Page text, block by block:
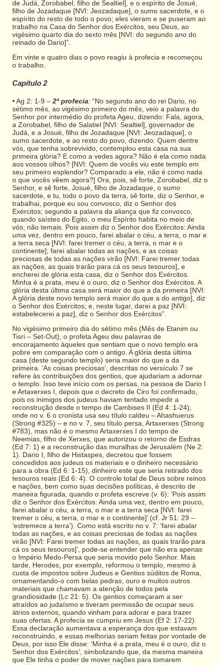
de Judá, Zorobabel, filho de Sealtiel], e o espírito de Josué,
filho de Jozadaque [NVI: Jeozadaque], o sumo sacerdote, e o
espírito do resto de todo o povo; eles vieram e se puseram ao
trabalho na Casa do Senhor dos Exércitos, seu Deus, ao
vigésimo quarto dia do sexto mês [NVI: do segundo ano do
reinado de Dario]”.
Em vinte e quatro dias o povo reagiu à profecia e recomeçou
o trabalho.
Capítulo 2
• Ag 2: 1-9 –2ª profecia: “No segundo ano do rei Dario, no
sétimo mês, ao vigésimo primeiro do mês, veio a palavra do
Senhor por intermédio do profeta Ageu, dizendo: Fala, agora,
a Zorobabel, filho de Salatiel [NVI: Sealtiel], governador de
Judá, e a Josué, filho de Jozadaque [NVI: Jeozadaque], o
sumo sacerdote, e ao resto do povo, dizendo: Quem dentre
vós, que tenha sobrevivido, contemplou esta casa na sua
primeira glória? E como a vedes agora? Não é ela como nada
aos vossos olhos? [NVI: Quem de vocês viu este templo em
seu primeiro esplendor? Comparado a ele, não é como nada
o que vocês vêem agora?] Ora, pois, sê forte, Zorobabel, diz o
Senhor, e sê forte, Josué, filho de Jozadaque, o sumo
sacerdote, e tu, todo o povo da terra, sê forte, diz o Senhor, e
trabalhai, porque eu sou convosco, diz o Senhor dos
Exércitos; segundo a palavra da aliança que fiz convosco,
quando saístes do Egito, o meu Espírito habita no meio de
vós; não temais. Pois assim diz o Senhor dos Exércitos: Ainda
uma vez, dentro em pouco, farei abalar o céu, a terra, o mar e
a terra seca [NVI: farei tremer o céu, a terra, o mar e o
continente]; farei abalar todas as nações, e as coisas
preciosas de todas as nações virão [NVI: Farei tremer todas
as nações, as quais trarão para cá os seus tesouros], e
encherei de glória esta casa, diz o Senhor dos Exércitos.
Minha é a prata, meu é o ouro, diz o Senhor dos Exércitos. A
glória desta última casa será maior do que a da primeira [NVI:
A glória deste novo templo será maior do que a do antigo], diz
o Senhor dos Exércitos; e, neste lugar, darei a paz [NVI:
estabelecerei a paz], diz o Senhor dos Exércitos”.
No vigésimo primeiro dia do sétimo mês (Mês de Etanim ou
Tisri – Set-Out), o profeta Ageu deu palavras de
encorajamento àqueles que sentiam que o novo templo era
pobre em comparação com o antigo. A glória desta última
casa (deste segundo templo) seria maior do que a da
primeira. ‘As coisas preciosas’, descritas no versículo 7 se
refere às contribuições dos gentios, que ajudariam a adornar
o templo. Isso teve início com os persas, na pessoa de Dario I
e Artaxerxes I, depois que o decreto de Ciro foi confirmado,
pois os inimigos dos judeus haviam tentado impedir a
reconstrução desde o tempo de Cambises II (Ed 4: 1-24),
onde no v. 6 o cronista usa seu título caldeu – Ahashuerus
(Strong #325) – e no v. 7, seu título persa, Artaxerxes (Strong
#783), mas não é o mesmo Artaxerxes I do tempo de
Neemias, filho de Xerxes, que autorizou o retorno de Esdras
(Ed 7: 1) e a reconstrução das muralhas de Jerusalém (Ne 2:
1). Dario I, filho de Histaspes, decretou que fossem
concedidos aos judeus os materiais e o dinheiro necessário
para a obra (Ed 6: 1-15), dinheiro este que seria retirado dos
tesouros reais (Ed 6: 4). O controle total de Deus sobre reinos
e nações, bem como suas decisões políticas, é descrito de
maneira figurada, quando o profeta escreve (v. 6): ‘Pois assim
diz o Senhor dos Exércitos: Ainda uma vez, dentro em pouco,
farei abalar o céu, a terra, o mar e a terra seca [NVI: farei
tremer o céu, a terra, o mar e o continente]’ (cf. Jr 51: 29 –
‘estremece a terra’). Como está escrito no v. 7: ‘farei abalar
todas as nações, e as coisas preciosas de todas as nações
virão [NVI: Farei tremer todas as nações, as quais trarão para
cá os seus tesouros]’, pode-se entender que não era apenas
o Império Medo-Persa que seria movido pelo Senhor. Mais
tarde, Herodes, por exemplo, reformou o templo, mesmo à
custa de impostos sobre Judeus e Gentios súditos de Roma,
ornamentando-o com belas pedras, ouro e muitos outros
materiais que chamavam a atenção de todos pela
grandiosidade (Lc 21: 5). Os gentios começaram a ser
atraídos ao judaísmo e tiveram permissão de ocupar seus
átrios externos, quando vinham para adorar e para trazer
suas ofertas. A profecia se cumpriu em Jesus (Ef 2: 17-22).
Essa declaração aumentava a esperança dos que estavam
reconstruindo, e essas melhorias seriam feitas por vontade de
Deus, por isso Ele disse: ‘Minha é a prata, meu é o ouro, diz o
Senhor dos Exércitos’, simbolizando que, da mesma maneira
que Ele tinha o poder de mover nações para tomarem